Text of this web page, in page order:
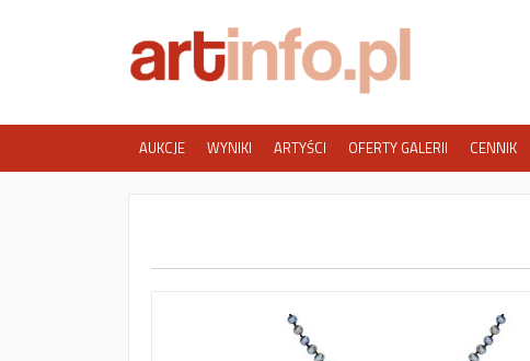
AUKCJE WYNIKI ARTYŚCI OFERTY GALERII CENNIK